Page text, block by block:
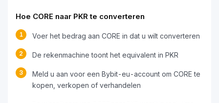
Hoe CORE naar PKR te converteren
1 Voer het bedrag aan CORE in dat u wilt converteren
2 De rekenmachine toont het equivalent in PKR
3
Meld u aan voor een Bybit-eu-account om CORE te
kopen, verkopen of verhandelen